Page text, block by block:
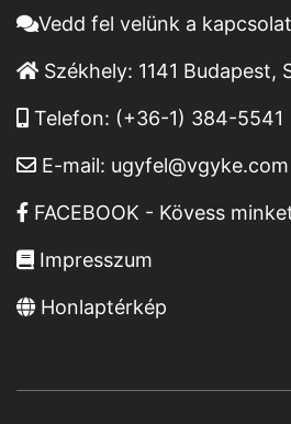
Vedd fel velünk a
Székhely: 1141 Budapest,
Telefon: (+36-1) 384-5541
E-mail: ugyfel@vgyke.com
FACEBOOK - Kövess
Impresszum
Honlaptérkép